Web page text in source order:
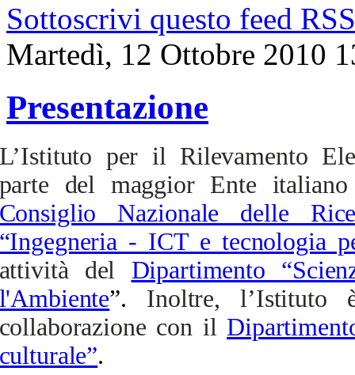
Sottoscrivi questo feed RSS
Martedì, 12 Ottobre 2010
Presentazione
per il Rilevamento
del maggior Ente
Nazionale delle
- ICT e tecnologia
del Dipartimento
”. Inoltre,
con il
.